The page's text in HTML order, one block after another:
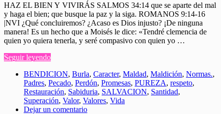
HAZ EL BIEN Y VIVIRÁS SALMOS 34:14 que se aparte del mal
y haga el bien; que busque la paz y la siga. ROMANOS 9:14-16
|NVI ¿Qué concluiremos? ¿Acaso es Dios injusto? ¡De ninguna
manera! Es un hecho que a Moisés le dice: «Tendré clemencia de
quien yo quiera tenerla, y seré compasivo con quien yo …
Seguir leyendo
BENDICION, Burla, Caracter, Maldad, Maldición, Normas.,
Padres, Pecado, Perdón, Promesas, PUREZA, respeto,
Restauración, Sabiduria, SALVACION, Santidad,
Superación, Valor, Valores, Vida
Dejar un comentario